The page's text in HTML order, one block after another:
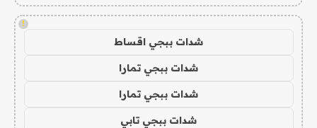
!
شدات ببجي اقساط
شدات ببجي تمارا
شدات ببجي تمارا
شدات ببجي تابي